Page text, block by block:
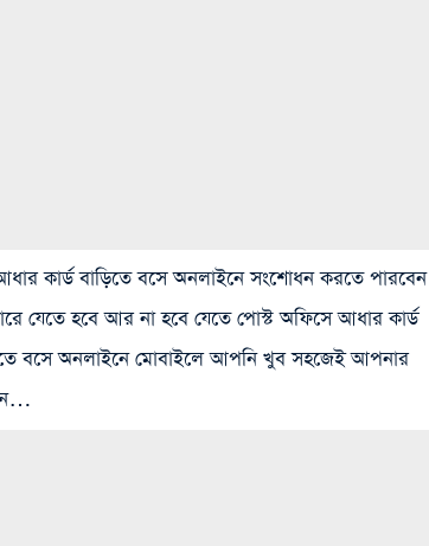
কার্ড বাড়িতে বসে অনলাইনে সংশোধন করতে পারবেন।
যেতে হবে আর না হবে যেতে পোস্ট অফিসে আধার কার্ড
বসে অনলাইনে মোবাইলে আপনি খুব সহজেই আপনার